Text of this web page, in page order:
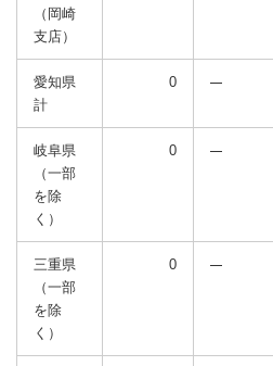
（岡崎
支店）
愛知県
計
0
岐阜県
（一部
を除
く）
0
三重県
（一部
を除
く）
0